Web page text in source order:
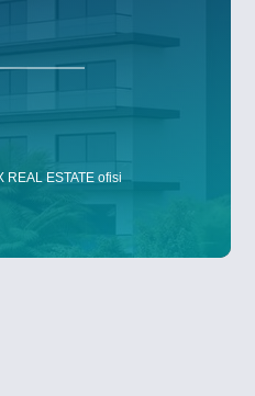
REAL ESTATE ofisi